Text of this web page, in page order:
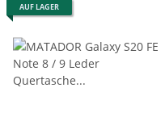
AUF LAGER